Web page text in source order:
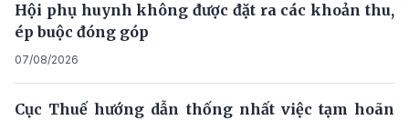
Hội phụ huynh không được đặt ra các khoản thu,
ép buộc đóng góp
07/08/2026
Cục Thuế hướng dẫn thống nhất việc tạm hoãn